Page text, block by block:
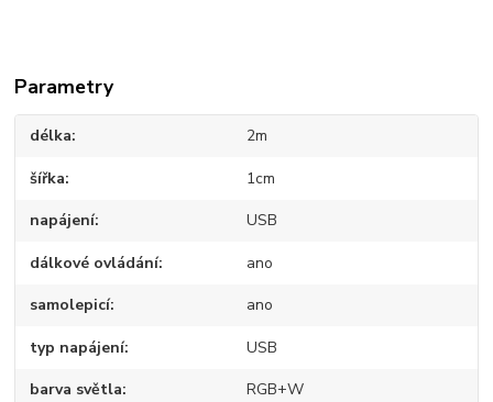
Parametry
délka 2m
šířka 1cm
napájení USB
dálkové ovládání ano
samolepicí ano
typ napájení USB
barva světla RGB+W